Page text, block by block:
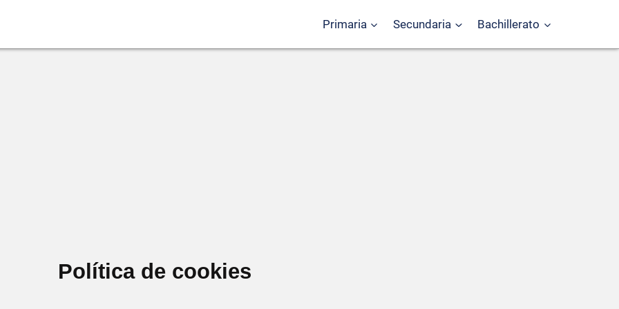
Primaria Secundaria Bachillerato
Política de cookies